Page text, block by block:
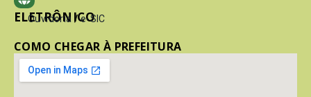
ELETRÔNICO
Ouvidoria / e-SIC
COMO CHEGAR À PREFEITURA